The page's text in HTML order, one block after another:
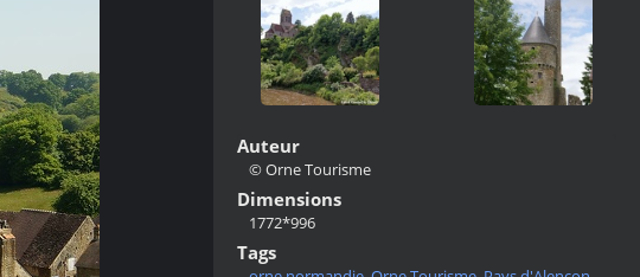
Auteur
© Orne Tourisme
Dimensions
1772*996
Tags